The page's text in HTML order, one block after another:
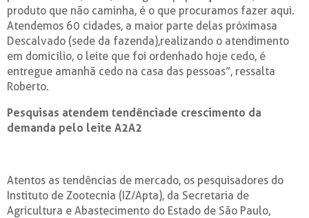
produto que não caminha, é o que procuramos fazer aqui.
Atendemos 60 cidades, a maior parte delas próximasa
Descalvado (sede da fazenda),realizando o atendimento
em domicílio, o leite que foi ordenhado hoje cedo, é
entregue amanhã cedo na casa das pessoas”, ressalta
Roberto.
Pesquisas atendem tendênciade crescimento da
demanda pelo leite A2A2
Atentos as tendências de mercado, os pesquisadores do
Instituto de Zootecnia (IZ/Apta), da Secretaria de
Agricultura e Abastecimento do Estado de São Paulo,